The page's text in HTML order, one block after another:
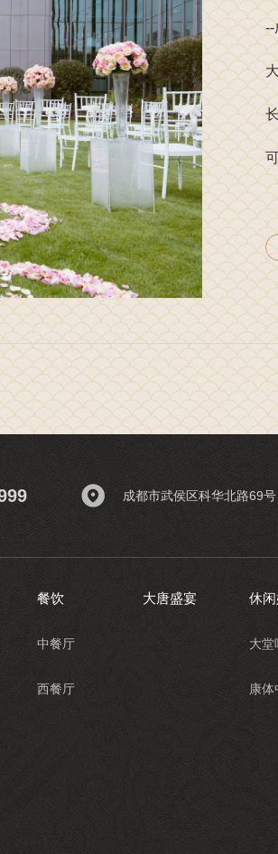
--
成都市武侯区科华北路69号
餐饮
中餐厅
西餐厅
大唐盛宴 休
大堂
康体